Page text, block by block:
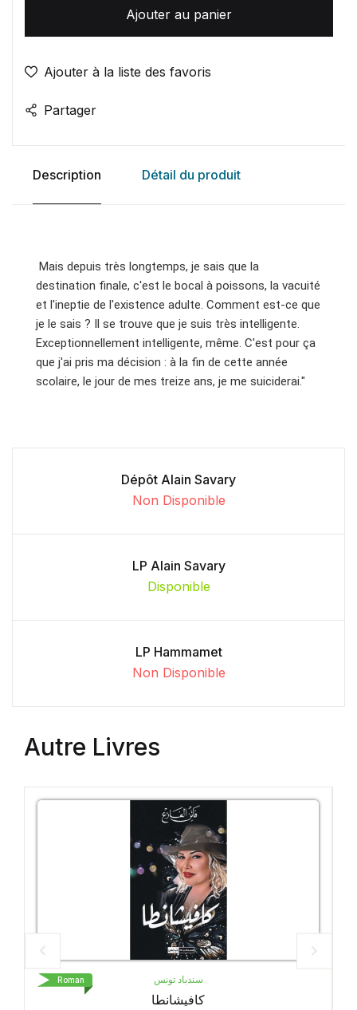
Ajouter au panier
Ajouter à la liste des favoris
Partager
Description Détail du produit
Mais depuis très longtemps, je sais que la
destination finale, c'est le bocal à poissons, la vacuité
et l'ineptie de l'existence adulte. Comment est-ce que
je le sais ? Il se trouve que je suis très intelligente.
Exceptionnellement intelligente, même. C'est pour ça
que j'ai pris ma décision : à la fin de cette année
scolaire, le jour de mes treize ans, je me suiciderai."
Dépôt Alain Savary
Non Disponible
LP Alain Savary
Disponible
LP Hammamet
Non Disponible
Autre Livres
سندباد تونس
كافيشانطا